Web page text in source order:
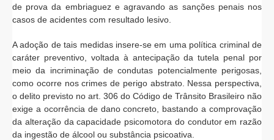
de prova da embriaguez e agravando as sanções penais nos
casos de acidentes com resultado lesivo.
A adoção de tais medidas insere-se em uma política criminal de
caráter preventivo, voltada à antecipação da tutela penal por
meio da incriminação de condutas potencialmente perigosas,
como ocorre nos crimes de perigo abstrato. Nessa perspectiva,
o delito previsto no art. 306 do Código de Trânsito Brasileiro não
exige a ocorrência de dano concreto, bastando a comprovação
da alteração da capacidade psicomotora do condutor em razão
da ingestão de álcool ou substância psicoativa.